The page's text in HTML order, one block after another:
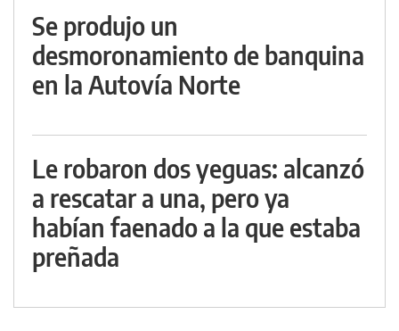
Se produjo un
desmoronamiento de banquina
en la Autovía Norte
Le robaron dos yeguas: alcanzó
a rescatar a una, pero ya
habían faenado a la que estaba
preñada